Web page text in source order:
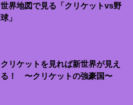
世界地図で見る「クリケットvs野
球」
クリケットを見れば新世界が見え
る！ 〜クリケットの強豪国〜